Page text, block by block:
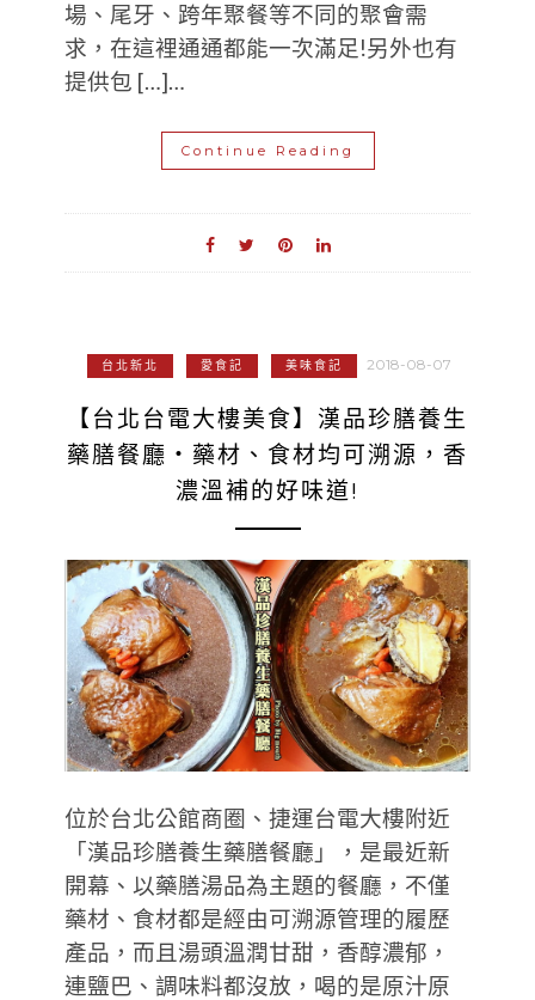
場、尾牙、跨年聚餐等不同的聚會需
求，在這裡通通都能一次滿足!另外也有
提供包 […]…
Continue Reading
台北新北 愛食記 美味食記 2018-08-07
【台北台電大樓美食】漢品珍膳養生
藥膳餐廳‧藥材、食材均可溯源，香
濃溫補的好味道!
位於台北公館商圈、捷運台電大樓附近
「漢品珍膳養生藥膳餐廳」，是最近新
開幕、以藥膳湯品為主題的餐廳，不僅
藥材、食材都是經由可溯源管理的履歷
產品，而且湯頭溫潤甘甜，香醇濃郁，
連鹽巴、調味料都沒放，喝的是原汁原